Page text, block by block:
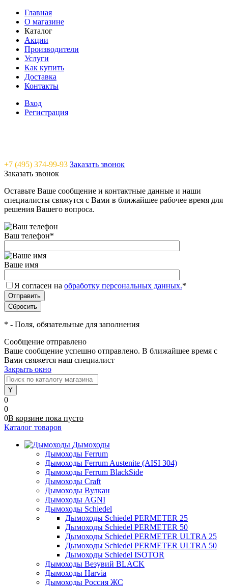
Главная
О магазине
Каталог
Акции
Производители
Услуги
Как купить
Доставка
Контакты
Вход
Регистрация
+7 (495) 374-99-93 Заказать звонок
Заказать звонок
Оставьте Ваше сообщение и контактные данные и наши
специалисты свяжутся с Вами в ближайшее рабочее время для
решения Вашего вопроса.
Ваш телефон*
Ваше имя
Я согласен на обработку персональных данных.*
* - Поля, обязательные для заполнения
Сообщение отправлено
Ваше сообщение успешно отправлено. В ближайшее время с
Вами свяжется наш специалист
Закрыть окно
0
0
0В корзине пока пусто
Каталог товаров
Дымоходы
Дымоходы Ferrum
Дымоходы Ferrum Austenite (AISI 304)
Дымоходы Ferrum BlackSide
Дымоходы Craft
Дымоходы Вулкан
Дымоходы AGNI
Дымоходы Schiedel
Дымоходы Schiedel PERMETER 25
Дымоходы Schiedel PERMETER 50
Дымоходы Schiedel PERMETER ULTRA 25
Дымоходы Schiedel PERMETER ULTRA 50
Дымоходы Schiedel ISOTOR
Дымоходы Везувий BLACK
Дымоходы Harvia
Дымоходы Россия ЖС